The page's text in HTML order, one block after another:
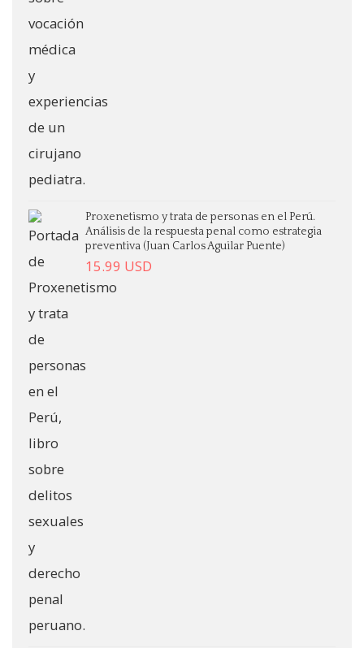
Proxenetismo y trata de personas en el Perú.
Análisis de la respuesta penal como estrategia
preventiva (Juan Carlos Aguilar Puente)
15.99 USD